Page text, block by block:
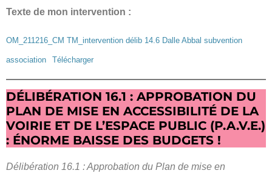
Texte de mon intervention :
OM_211216_CM TM_intervention délib 14.6 Dalle Abbal subvention
association Télécharger
DÉLIBÉRATION 16.1 : APPROBATION DU
PLAN DE MISE EN ACCESSIBILITÉ DE LA
VOIRIE ET DE L’ESPACE PUBLIC (P.A.V.E.)
: ÉNORME BAISSE DES BUDGETS !
Délibération 16.1 : Approbation du Plan de mise en